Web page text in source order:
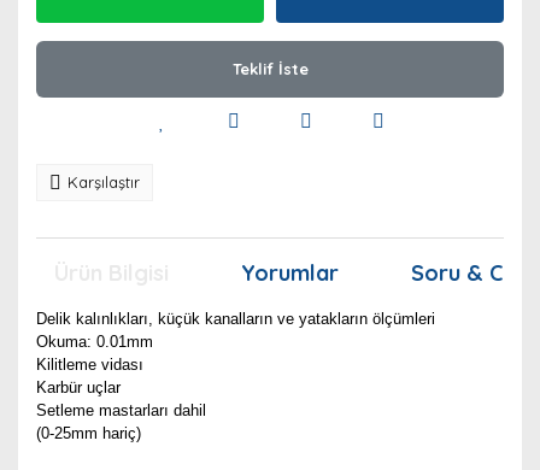
Teklif İste
Karşılaştır
Yorumlar Soru &
Delik kalınlıkları, küçük kanalların ve yatakların ölçümleri
Okuma: 0.01mm
Kilitleme vidası
Karbür uçlar
Setleme mastarları dahil
(0-25mm hariç)